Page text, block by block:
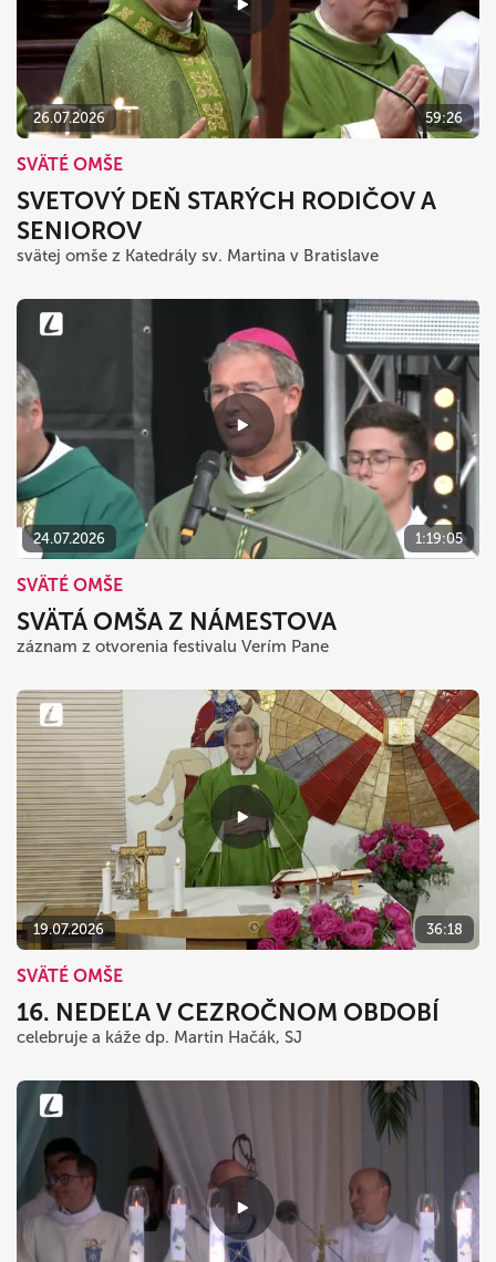
26.07.2026 59:26
SVÄTÉ OMŠE
SVETOVÝ DEŇ STARÝCH RODIČOV A
SENIOROV
svätej omše z Katedrály sv. Martina v Bratislave
24.07.2026 1:19:05
SVÄTÉ OMŠE
SVÄTÁ OMŠA Z NÁMESTOVA
záznam z otvorenia festivalu Verím Pane
19.07.2026 36:18
SVÄTÉ OMŠE
16. NEDEĽA V CEZROČNOM OBDOBÍ
celebruje a káže dp. Martin Hačák, SJ